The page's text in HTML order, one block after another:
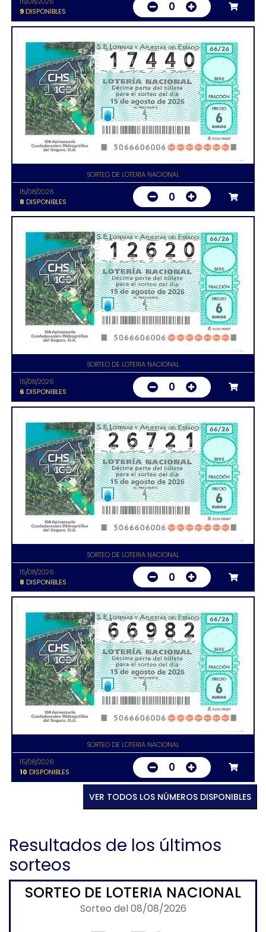
9DISPONIBLES 0
SORTEO DE LOTERIA NACIONAL
15/08/2026
8 DISPONIBLES 0
SORTEO DE LOTERIA NACIONAL
15/08/2026
6 DISPONIBLES 0
SORTEO DE LOTERIA NACIONAL
15/08/2026
8 DISPONIBLES 0
SORTEO DE LOTERIA NACIONAL
15/08/2026
10 DISPONIBLES 0
VER TODOS LOS NÚMEROS DISPONIBLES
Resultados de los últimos
sorteos
SORTEO DE LOTERIA NACIONAL
Sorteo del 08/08/2026